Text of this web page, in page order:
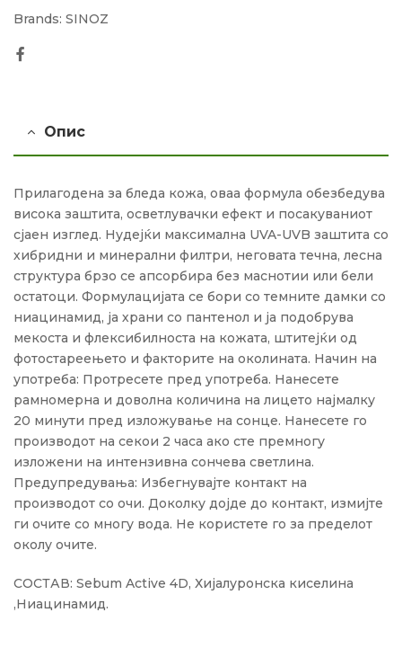
Brands: SINOZ
Опис
Прилагодена за бледа кожа, оваа формула обезбедува
висока заштита, осветлувачки ефект и посакуваниот
сјаен изглед. Нудејќи максимална UVA-UVB заштита со
хибридни и минерални филтри, неговата течна, лесна
структура брзо се апсорбира без маснотии или бели
остатоци. Формулацијата се бори со темните дамки со
ниацинамид, ја храни со пантенол и ја подобрува
мекоста и флексибилноста на кожата, штитејќи од
фотостареењето и факторите на околината. Начин на
употреба: Протресете пред употреба. Нанесете
рамномерна и доволна количина на лицето најмалку
20 минути пред изложување на сонце. Нанесете го
производот на секои 2 часа ако сте премногу
изложени на интензивна сончева светлина.
Предупредувања: Избегнувајте контакт на
производот со очи. Доколку дојде до контакт, измијте
ги очите со многу вода. Не користете го за пределот
околу очите.
СОСТАВ: Sebum Active 4D, Хијалуронска киселина
,Ниацинамид.